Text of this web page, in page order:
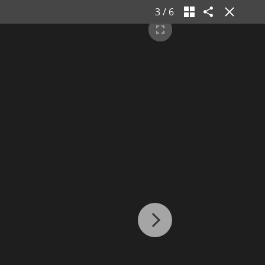
3/ 6